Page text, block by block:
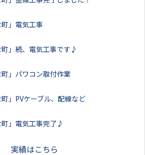
町」電気工事
町」続、電気工事です♪
町」パワコン取付作業
町」PVケーブル、配線など
町」電気工事完了♪
実績はこちら